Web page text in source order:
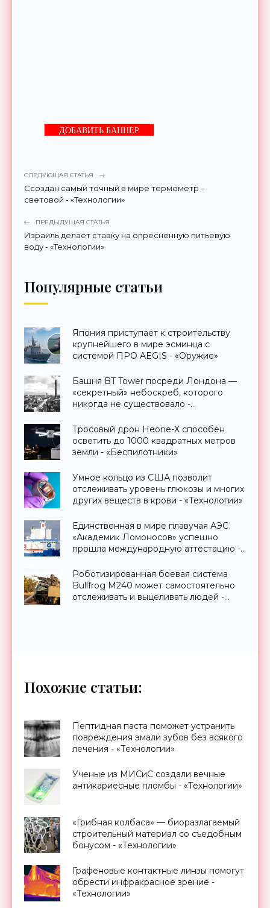
ДОБАВИТЬ БАННЕР
СЛЕДУЮЩАЯ СТАТЬЯ
Ссоздан самый точный в мире термометр –
световой - «Технологии»
ПРЕДЫДУЩАЯ СТАТЬЯ
Израиль делает ставку на опресненную питьевую
воду - «Технологии»
Популярные статьи
Япония приступает к строительству
крупнейшего в мире эсминца с
системой ПРО AEGIS - «Оружие»
Башня BT Tower посреди Лондона —
«секретный» небоскреб, которого
никогда не существовало -
Тросовый дрон Heone-X способен
осветить до 1000 квадратных метров
земли - «Беспилотники»
Умное кольцо из США позволит
отслеживать уровень глюкозы и многих
других веществ в крови - «Технологии»
Единственная в мире плавучая АЭС
«Академик Ломоносов» успешно
прошла международную аттестацию -
Роботизированная боевая система
Bullfrog M240 может самостоятельно
отслеживать и выцеливать людей -
Похожие статьи:
Пептидная паста поможет устранить
повреждения эмали зубов без всякого
лечения - «Технологии»
Ученые из МИСиС создали вечные
антикариесные пломбы - «Технологии»
«Грибная колбаса» — биоразлагаемый
строительный материал со съедобным
бонусом - «Технологии»
Графеновые контактные линзы помогут
обрести инфракрасное зрение -
«Технологии»